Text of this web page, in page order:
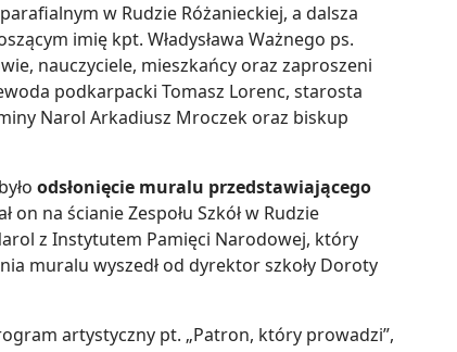
w Rudzie Różanieckiej, a dalsza
imię kpt. Władysława Ważnego ps.
nauczyciele, mieszkańcy oraz zaproszeni
podkarpacki Tomasz Lorenc, starosta
Narol Arkadiusz Mroczek oraz biskup
odsłonięcie muralu przedstawiającego
on na ścianie Zespołu Szkół w Rudzie
z Instytutem Pamięci Narodowej, który
muralu wyszedł od dyrektor szkoły Doroty
artystyczny pt. „Patron, który prowadzi”,